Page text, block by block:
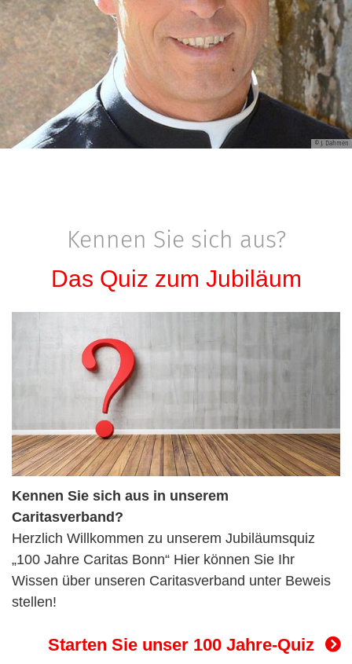
© J. Dahmen
Kennen Sie sich aus?
Das Quiz zum Jubiläum
Kennen Sie sich aus in unserem
Caritasverband?
Herzlich Willkommen zu unserem Jubiläumsquiz
„100 Jahre Caritas Bonn“ Hier können Sie Ihr
Wissen über unseren Caritasverband unter Beweis
stellen!
Starten Sie unser 100 Jahre-Quiz